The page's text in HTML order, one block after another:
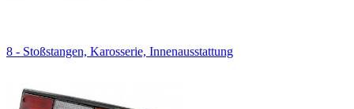
8 - Stoßstangen, Karosserie, Innenausstattung